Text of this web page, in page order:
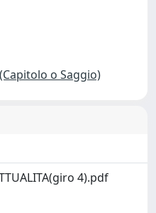
o Saggio)
4).pdf